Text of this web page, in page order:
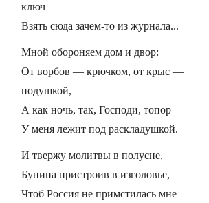
ключ
Взять сюда зачем-то из журнала...
Мной обороняем дом и двор:
От ворбов — крючком, от крыс —
подушкой,
А как ночь, так, Господи, топор
У меня лежит под раскладушкой.
И твержу молитвы в полусне,
Бунина пристроив в изголовье,
Чтоб Россия не примстилась мне